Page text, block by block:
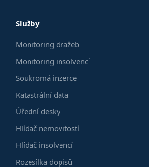
Služby
Monitoring dražeb
Monitoring insolvencí
Soukromá inzerce
Katastrální data
Úřední desky
Hlídač nemovitostí
Hlídač insolvencí
Rozesílka dopisů